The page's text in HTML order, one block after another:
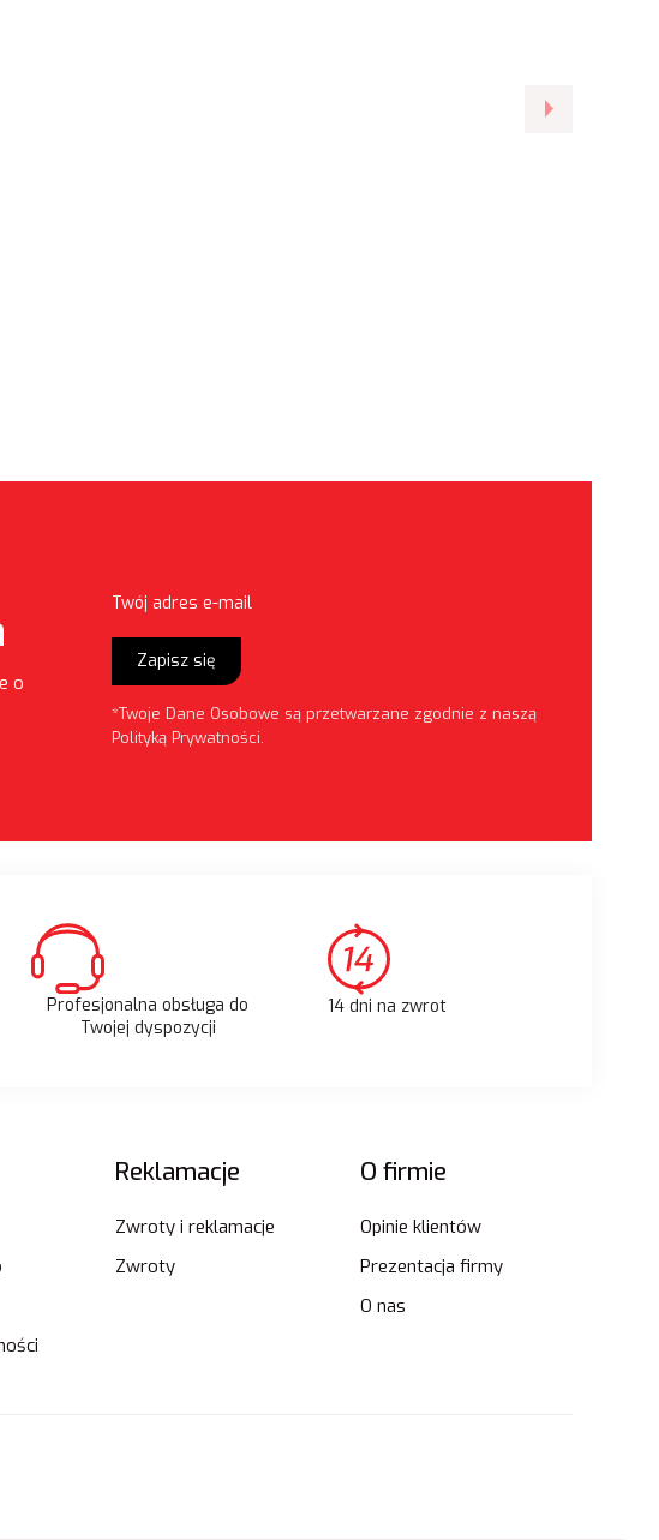
o
Twój adres e-mail
Zapisz się
*Twoje Dane Osobowe są przetwarzane zgodnie z naszą
Polityką Prywatności.
Profesjonalna obsługa do
Twojej dyspozycji
14 dni na zwrot
Reklamacje
Zwroty i reklamacje
Zwroty
O firmie
Opinie klientów
Prezentacja firmy
O nas